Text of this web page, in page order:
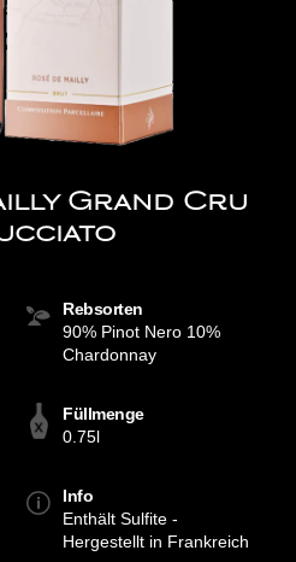
Grand Cru
Rebsorten
90% Pinot Nero 10%
Chardonnay
Füllmenge
0.75l
Info
Enthält Sulfite -
Hergestellt in Frankreich